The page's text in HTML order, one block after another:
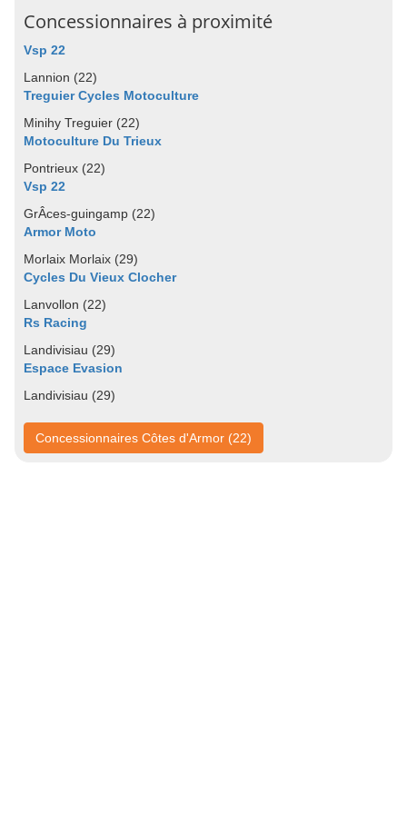
Concessionnaires à proximité
Vsp 22
Lannion (22)
Treguier Cycles Motoculture
Minihy Treguier (22)
Motoculture Du Trieux
Pontrieux (22)
Vsp 22
GrÂces-guingamp (22)
Armor Moto
Morlaix Morlaix (29)
Cycles Du Vieux Clocher
Lanvollon (22)
Rs Racing
Landivisiau (29)
Espace Evasion
Landivisiau (29)
Concessionnaires Côtes d'Armor (22)